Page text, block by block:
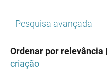
Pesquisa avançada
Ordenar por relevância |
criação